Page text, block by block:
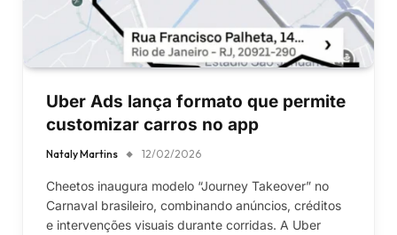
Uber Ads lança formato que permite
customizar carros no app
Nataly Martins 12/02/2026
Cheetos inaugura modelo “Journey Takeover” no
Carnaval brasileiro, combinando anúncios, créditos
e intervenções visuais durante corridas. A Uber